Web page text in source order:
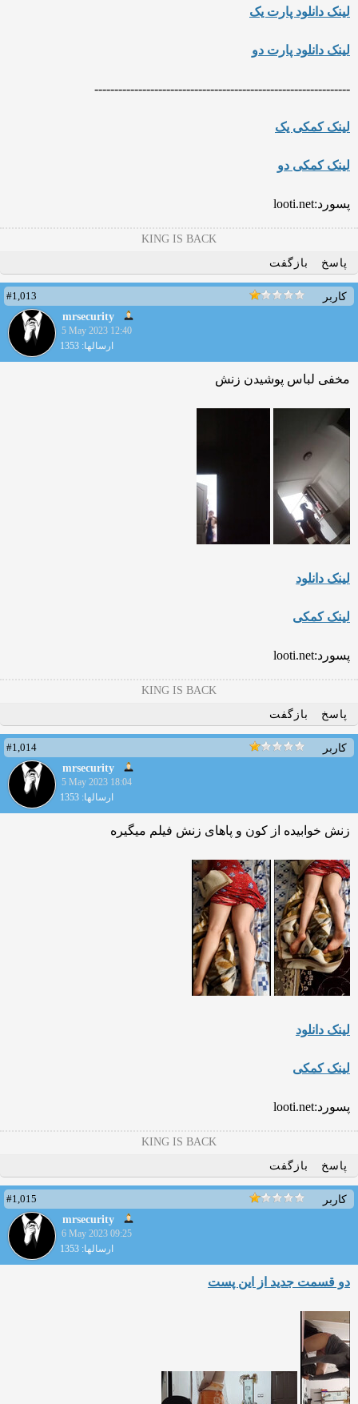
لینک دانلود پارت یک
لینک دانلود پارت دو
---------------------------
----------------------------
---------
لینک کمکی یک
لینک کمکی دو
پسورد:looti.net
KING IS BACK
پاسخ
بازگفت
کاربر
#1,013
mrsecurity
5 May 2023 12:40
ارسالها: 1353
مخفی لباس پوشیدن زنش
لینک دانلود
لینک کمکی
پسورد:looti.net
KING IS BACK
پاسخ
بازگفت
کاربر
#1,014
mrsecurity
5 May 2023 18:04
ارسالها: 1353
زنش خوابیده از کون و پاهای زنش فیلم میگیره
لینک دانلود
لینک کمکی
پسورد:looti.net
KING IS BACK
پاسخ
بازگفت
کاربر
#1,015
mrsecurity
6 May 2023 09:25
ارسالها: 1353
دو قسمت جدید از این پست